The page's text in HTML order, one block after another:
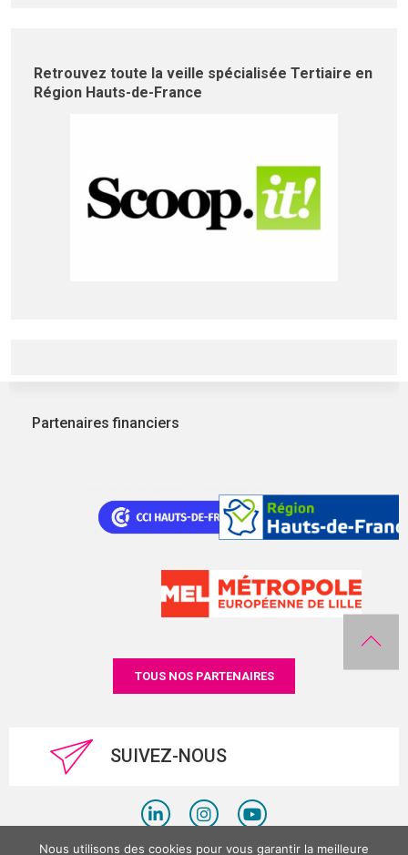
Retrouvez toute la veille spécialisée Tertiaire en
Région Hauts-de-France
Partenaires financiers
TOUS NOS PARTENAIRES
SUIVEZ-NOUS
Nous utilisons des cookies pour vous garantir la meilleure